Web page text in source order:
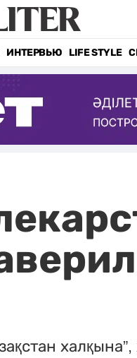
ИНТЕРВЬЮ LIFE STYLE